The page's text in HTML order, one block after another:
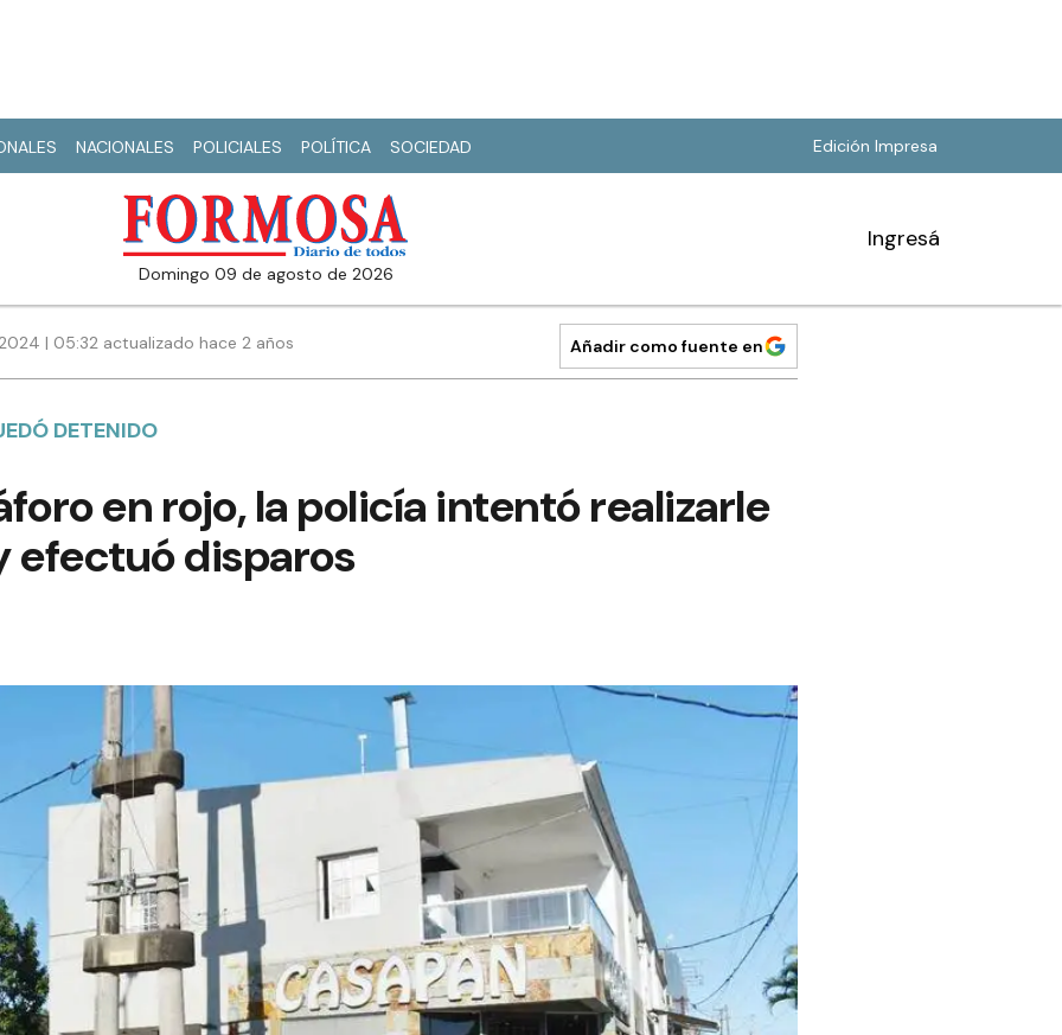
NACIONALES POLICIALES POLÍTICA SOCIEDAD Edición Impresa
domingo 09 de agosto de 2026
Ingresá
| 05:32 actualizado hace 2 años Añadir como fuente en
DETENIDO
en rojo, la policía intentó realizarle
efectuó disparos